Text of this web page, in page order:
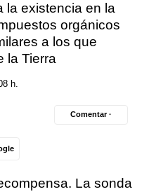
la existencia en la
orgánicos
a los que
la Tierra
h.
Comentar ·
La sonda